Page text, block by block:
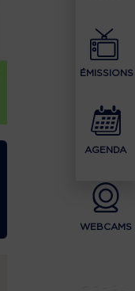
ÉMISSIONS
AGENDA
WEBCAMS